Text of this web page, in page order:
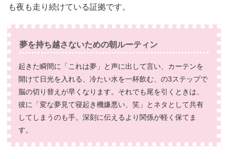
も夜も走り続けている証拠です。
夢を持ち越さないための朝ルーティン
起きた瞬間に「これは夢」と声に出して言い、カーテンを
開けて日光を入れる、冷たい水を一杯飲む、の3ステップで
脳の切り替えが早くなります。それでも尾を引くときは、
彼に「変な夢見て寝起き機嫌悪い、笑」とネタとして共有
してしまうのも手。深刻に伝えるより関係が軽く保てま
す。